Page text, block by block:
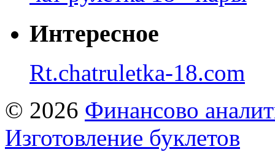
Интересное
Rt.chatruletka-18.com
© 2026 Финансово
Изготовление буклетов